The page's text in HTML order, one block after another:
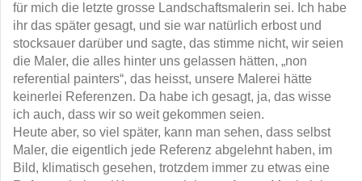
für mich die letzte grosse Landschaftsmalerin sei. Ich habe
ihr das später gesagt, und sie war natürlich erbost und
stocksauer darüber und sagte, das stimme nicht, wir seien
die Maler, die alles hinter uns gelassen hätten, „non
referential painters“, das heisst, unsere Malerei hätte
keinerlei Referenzen. Da habe ich gesagt, ja, das wisse
ich auch, dass wir so weit gekommen seien.
Heute aber, so viel später, kann man sehen, dass selbst
Maler, die eigentlich jede Referenz abgelehnt haben, im
Bild, klimatisch gesehen, trotzdem immer zu etwas eine